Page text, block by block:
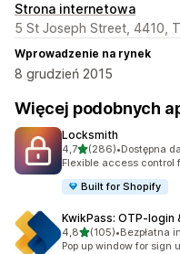
Strona internetowa
5 St Joseph Street, 4410,
Wprowadzenie na rynek
8 grudzień 2015
Więcej podobnych
Locksmith
4,7na 5 gwiazdek
(286)
Łączna liczba recenzji:
•Dostępna
Flexible access control
Built for Shopify
KwikPass: OTP‑login
4,8na 5 gwiazdek
(105)
Łączna liczba recenzji:
•Bezpłatna
Pop up window for sign